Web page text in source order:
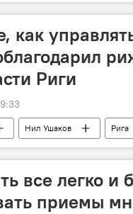
как
Риги
Нил Ушаков Рига
все легко и
приемы